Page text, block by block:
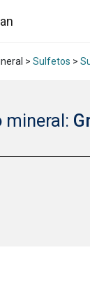
> Sulfetos >
mineral: